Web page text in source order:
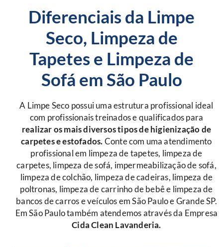
Diferenciais da Limpe
Seco, Limpeza de
Tapetes e Limpeza de
Sofá em São Paulo
A Limpe Seco possui uma estrutura profissional ideal
com profissionais treinados e qualificados para
realizar os mais diversos tipos de higienização de
carpetes e estofados. Conte com uma atendimento
profissional em limpeza de tapetes, limpeza de
carpetes, limpeza de sofá, impermeabilização de sofá,
limpeza de colchão, limpeza de cadeiras, limpeza de
poltronas, limpeza de carrinho de bebê e limpeza de
bancos de carros e veículos em São Paulo e Grande SP.
Em São Paulo também atendemos através da Empresa
Cida Clean Lavanderia.